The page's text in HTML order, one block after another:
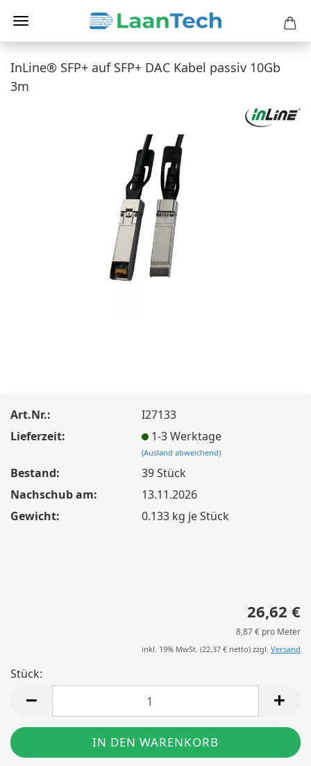
InLine® SFP+ auf SFP+ DAC Kabel passiv 10Gb
3m
Art.Nr.:
I27133
Lieferzeit:
1-3 Werktage
(Ausland abweichend)
Bestand: 39Stück
Nachschub am:
13.11.2026
Gewicht:
0.133 kg je Stück
26,62 €
8,87 € pro Meter
inkl. 19% MwSt. (22,37 € netto) zzgl. Versand
Stück: